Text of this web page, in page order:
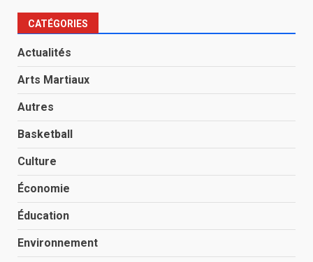
CATÉGORIES
Actualités
Arts Martiaux
Autres
Basketball
Culture
Économie
Éducation
Environnement